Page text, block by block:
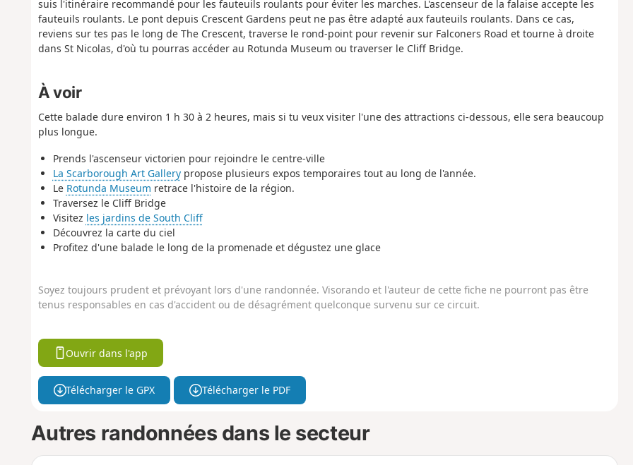
suis l'itinéraire recommandé pour les fauteuils roulants pour éviter les marches. L'ascenseur de la falaise accepte les
fauteuils roulants. Le pont depuis Crescent Gardens peut ne pas être adapté aux fauteuils roulants. Dans ce cas,
reviens sur tes pas le long de The Crescent, traverse le rond-point pour revenir sur Falconers Road et tourne à droite
dans St Nicolas, d'où tu pourras accéder au Rotunda Museum ou traverser le Cliff Bridge.
À voir
Cette balade dure environ 1 h 30 à 2 heures, mais si tu veux visiter l'une des attractions ci-dessous, elle sera beaucoup
plus longue.
Prends l'ascenseur victorien pour rejoindre le centre-ville
La Scarborough Art Gallerypropose plusieurs expos temporaires tout au long de l'année.
Le Rotunda Museum retrace l'histoire de la région.
Traversez le Cliff Bridge
Visitez les jardins de South Cliff
Découvrez la carte du ciel
Profitez d'une balade le long de la promenade et dégustez une glace
Soyez toujours prudent et prévoyant lors d'une randonnée. Visorando et l'auteur de cette fiche ne pourront pas être
tenus responsables en cas d'accident ou de désagrément quelconque survenu sur ce circuit.
Ouvrir dans l'app
Télécharger le GPX Télécharger le PDF
Autres randonnées dans le secteur